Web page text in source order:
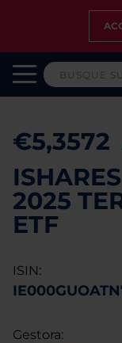
€5,3572
2025
ETF
ISIN:
Gestora: